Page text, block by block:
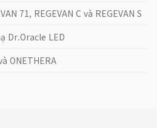
71, REGEVAN C và REGEVAN S
Dr.Oracle LED
ONETHERA